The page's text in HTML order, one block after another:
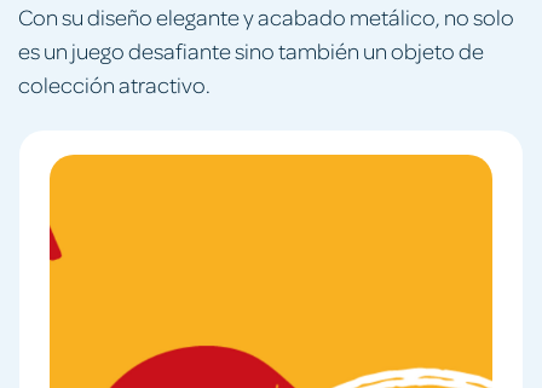
Con su diseño elegante y acabado metálico, no solo
es un juego desafiante sino también un objeto de
colección atractivo.